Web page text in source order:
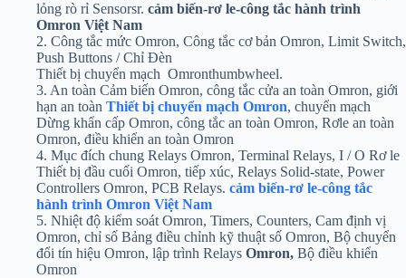
lỏng rò rỉ Sensorsr. cảm biến-rơ le-công tắc hành trình
Omron Việt Nam
2. Công tắc mức Omron, Công tắc cơ bản Omron, Limit Switch,
Push Buttons / Chỉ Đèn
Thiết bị chuyển mạch Omronthumbwheel.
3. An toàn Cảm biến Omron, công tắc cửa an toàn Omron, giới
hạn an toàn Thiết bị chuyển mạch Omron, chuyển mạch
Dừng khẩn cấp Omron, công tắc an toàn Omron, Rơle an toàn
Omron, điều khiển an toàn Omron
4. Mục đích chung Relays Omron, Terminal Relays, I / O Rơ le
Thiết bị đầu cuối Omron, tiếp xúc, Relays Solid-state, Power
Controllers Omron, PCB Relays. cảm biến-rơ le-công tắc
hành trình Omron Việt Nam
5. Nhiệt độ kiểm soát Omron, Timers, Counters, Cam định vị
Omron, chỉ số Bảng điều chỉnh kỹ thuật số Omron, Bộ chuyển
đổi tín hiệu Omron, lập trình Relays Omron, Bộ điều khiển
Omron